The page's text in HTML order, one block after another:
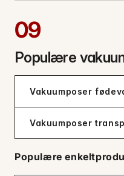
09
Populære
Vakuumposer
Vakuumposer
Populære